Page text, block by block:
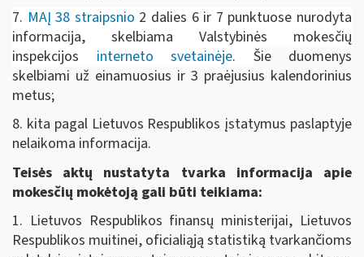
7. MAĮ 38 straipsnio 2 dalies 6 ir 7 punktuose nurodyta
informacija, skelbiama Valstybinės mokesčių
inspekcijos interneto svetainėje. Šie duomenys
skelbiami už einamuosius ir 3 praėjusius kalendorinius
metus;
8. kita pagal Lietuvos Respublikos įstatymus paslaptyje
nelaikoma informacija.
Teisės aktų nustatyta tvarka informacija apie
mokesčių mokėtoją gali būti teikiama:
1. Lietuvos Respublikos finansų ministerijai, Lietuvos
Respublikos muitinei, oficialiąją statistiką tvarkančioms